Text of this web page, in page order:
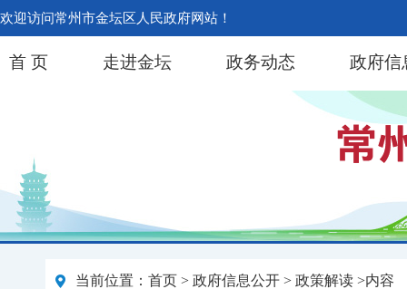
欢迎访问常州市金坛区人民政府网站！
首 页 走进金坛 政务动态 政府信
当前位置： 首页 > 政府信息公开 > 政策解读 >内容